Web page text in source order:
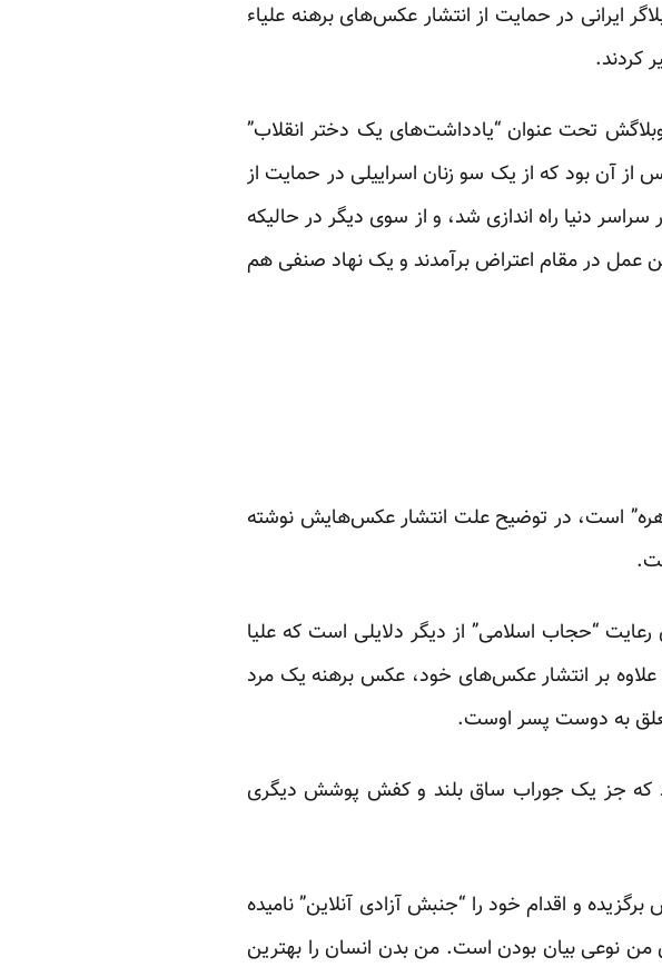
ایرانی در حمایت از انتشار عکس‌های برهنه علیاء
کردند.
تحت عنوان “یادداشت‌های یک دختر انقلاب”
آن بود که از یک سو زنان اسراییلی در حمایت از
دنیا راه اندازی شد، و از سوی دیگر در حالیکه
عمل در مقام اعتراض برآمدند و یک نهاد صنفی هم
است، در توضیح علت انتشار عکس‌هایش نوشته
رعایت “حجاب اسلامی” از دیگر دلایلی است که علیا
است. او علاوه بر انتشار عکس‌های خود، عکس برهنه‌ یک مرد
به دوست پسر اوست.
که جز یک جوراب ساق بلند و کفش پوشش دیگری
و اقدام خود را “جنبش آزادی آنلاین” نامیده
نوعی بیان بودن است. من بدن انسان را بهترین